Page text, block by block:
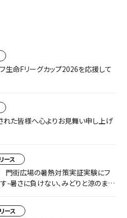
生命Fリーグカップ2026を応援して
た皆様へ心よりお見舞い申し上げ
ース
門街広場の暑熱対策実証実験にフ
-暑さに負けない、みどりと涼のまち
ース